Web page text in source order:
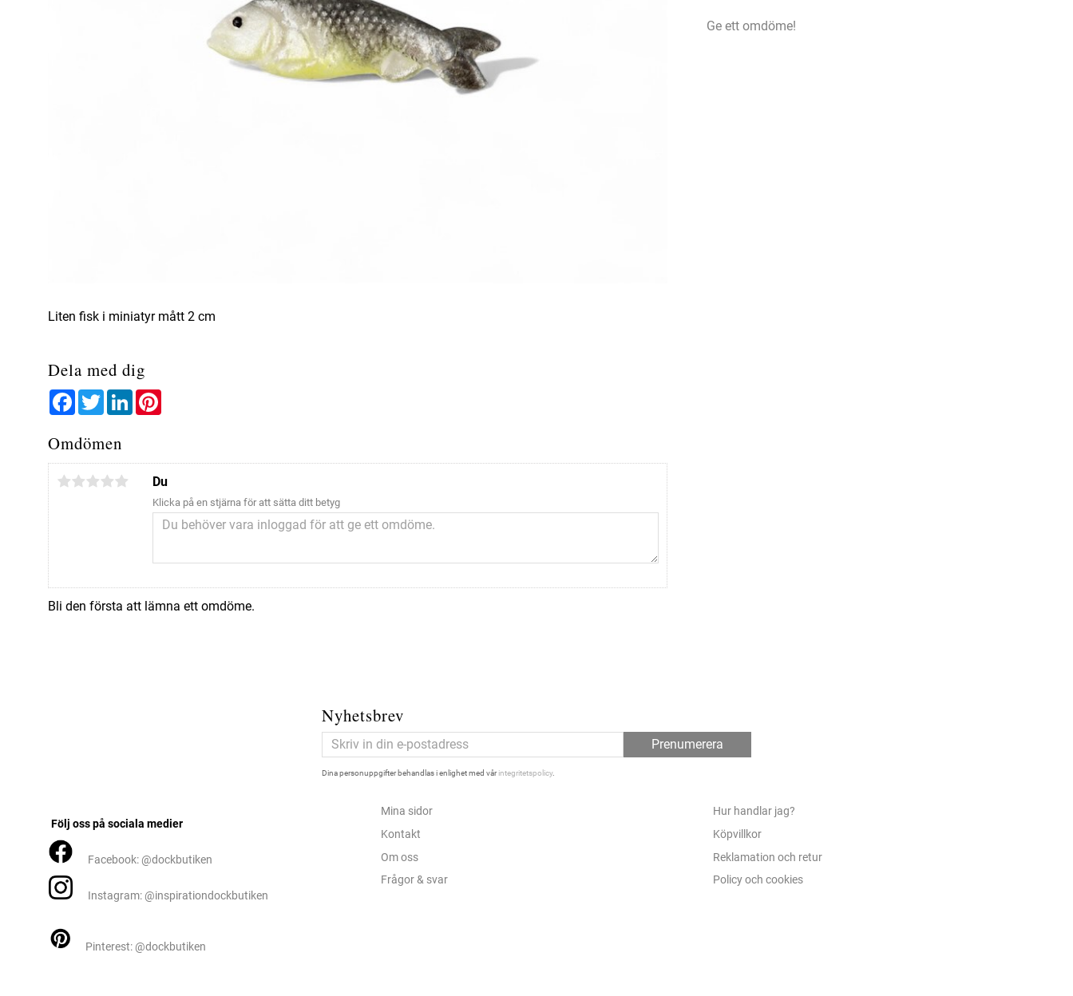
Ge ett omdöme!
Liten fisk i miniatyr mått 2 cm
Dela med dig
FacebookTwitterLinkedIn
Omdömen
Du
Klicka på en stjärna för att sätta ditt betyg
Bli den första att lämna ett omdöme.
Nyhetsbrev
Prenumerera
Dina personuppgifter behandlas i enlighet med vårintegritetspolicy.
Följ oss på sociala medier
Facebook: @dockbutiken
Instagram: @inspirationdockbutiken
Pinterest: @dockbutiken
Mina sidor
Kontakt
Om oss
Frågor & svar
Hur handlar jag?
Köpvillkor
Reklamation och retur
Policy och cookies